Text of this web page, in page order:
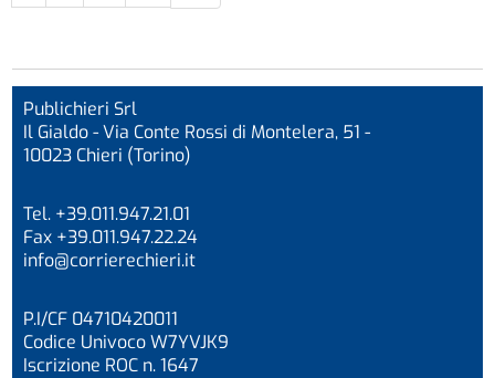
Publichieri Srl
Il Gialdo - Via Conte Rossi di Montelera, 51 -
10023 Chieri (Torino)
Tel. +39.011.947.21.01
Fax +39.011.947.22.24
info@corrierechieri.it
P.I/CF 04710420011
Codice Univoco W7YVJK9
Iscrizione ROC n. 1647